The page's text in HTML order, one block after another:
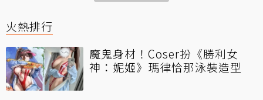
火熱排行
魔鬼身材！Coser扮《勝利女
神：妮姬》瑪律恰那泳裝造型